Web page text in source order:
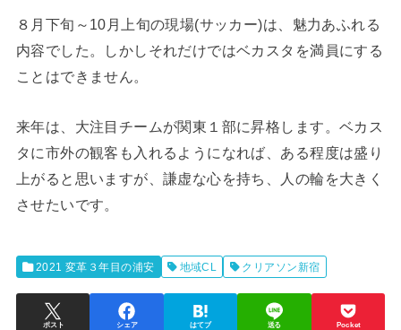
８月下旬～10月上旬の現場(サッカー)は、魅力あふれる
内容でした。しかしそれだけではベカスタを満員にする
ことはできません。
来年は、大注目チームが関東１部に昇格します。ベカス
タに市外の観客も入れるようになれば、ある程度は盛り
上がると思いますが、謙虚な心を持ち、人の輪を大きく
させたいです。
2021 変革３年目の浦安 地域CL クリアソン新宿
ポスト シェア はてブ 送る Pocket